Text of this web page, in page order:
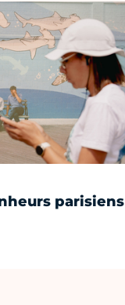
parisiens